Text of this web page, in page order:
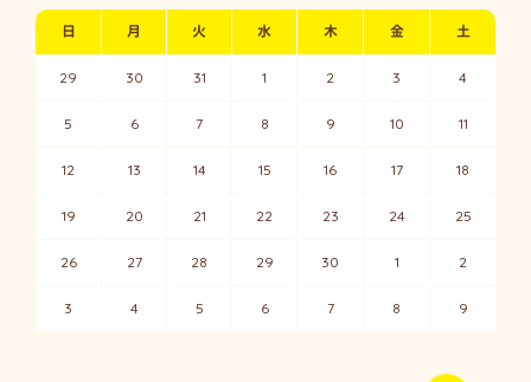
日 月 火 水 木 金 土
29 30 31 1 2 3 4
5 6 7 8 9 10 11
12 13 14 15 16 17 18
19 20 21 22 23 24 25
26 27 28 29 30 1 2
3 4 5 6 7 8 9